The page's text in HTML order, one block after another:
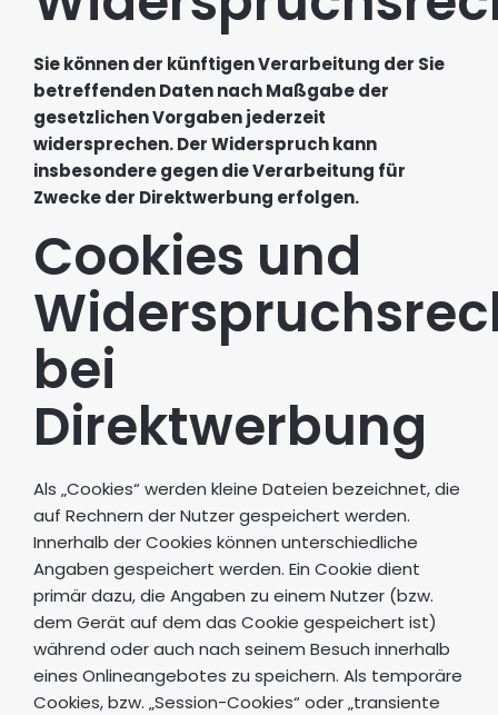
Sie können der künftigen Verarbeitung der Sie
betreffenden Daten nach Maßgabe der
gesetzlichen Vorgaben jederzeit
widersprechen. Der Widerspruch kann
insbesondere gegen die Verarbeitung für
Zwecke der Direktwerbung erfolgen.
Cookies und
bei
Direktwerbung
Als „Cookies“ werden kleine Dateien bezeichnet, die
auf Rechnern der Nutzer gespeichert werden.
Innerhalb der Cookies können unterschiedliche
Angaben gespeichert werden. Ein Cookie dient
primär dazu, die Angaben zu einem Nutzer (bzw.
dem Gerät auf dem das Cookie gespeichert ist)
während oder auch nach seinem Besuch innerhalb
eines Onlineangebotes zu speichern. Als temporäre
Cookies, bzw. „Session-Cookies“ oder „transiente